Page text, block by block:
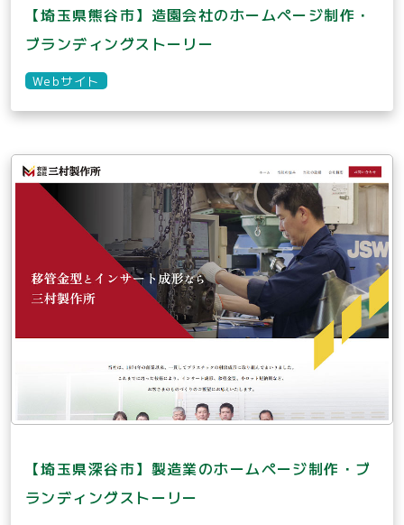
【埼玉県熊谷市】造園会社のホームページ制作・
ブランディングストーリー
Webサイト
【埼玉県深谷市】製造業のホームページ制作・ブ
ランディングストーリー